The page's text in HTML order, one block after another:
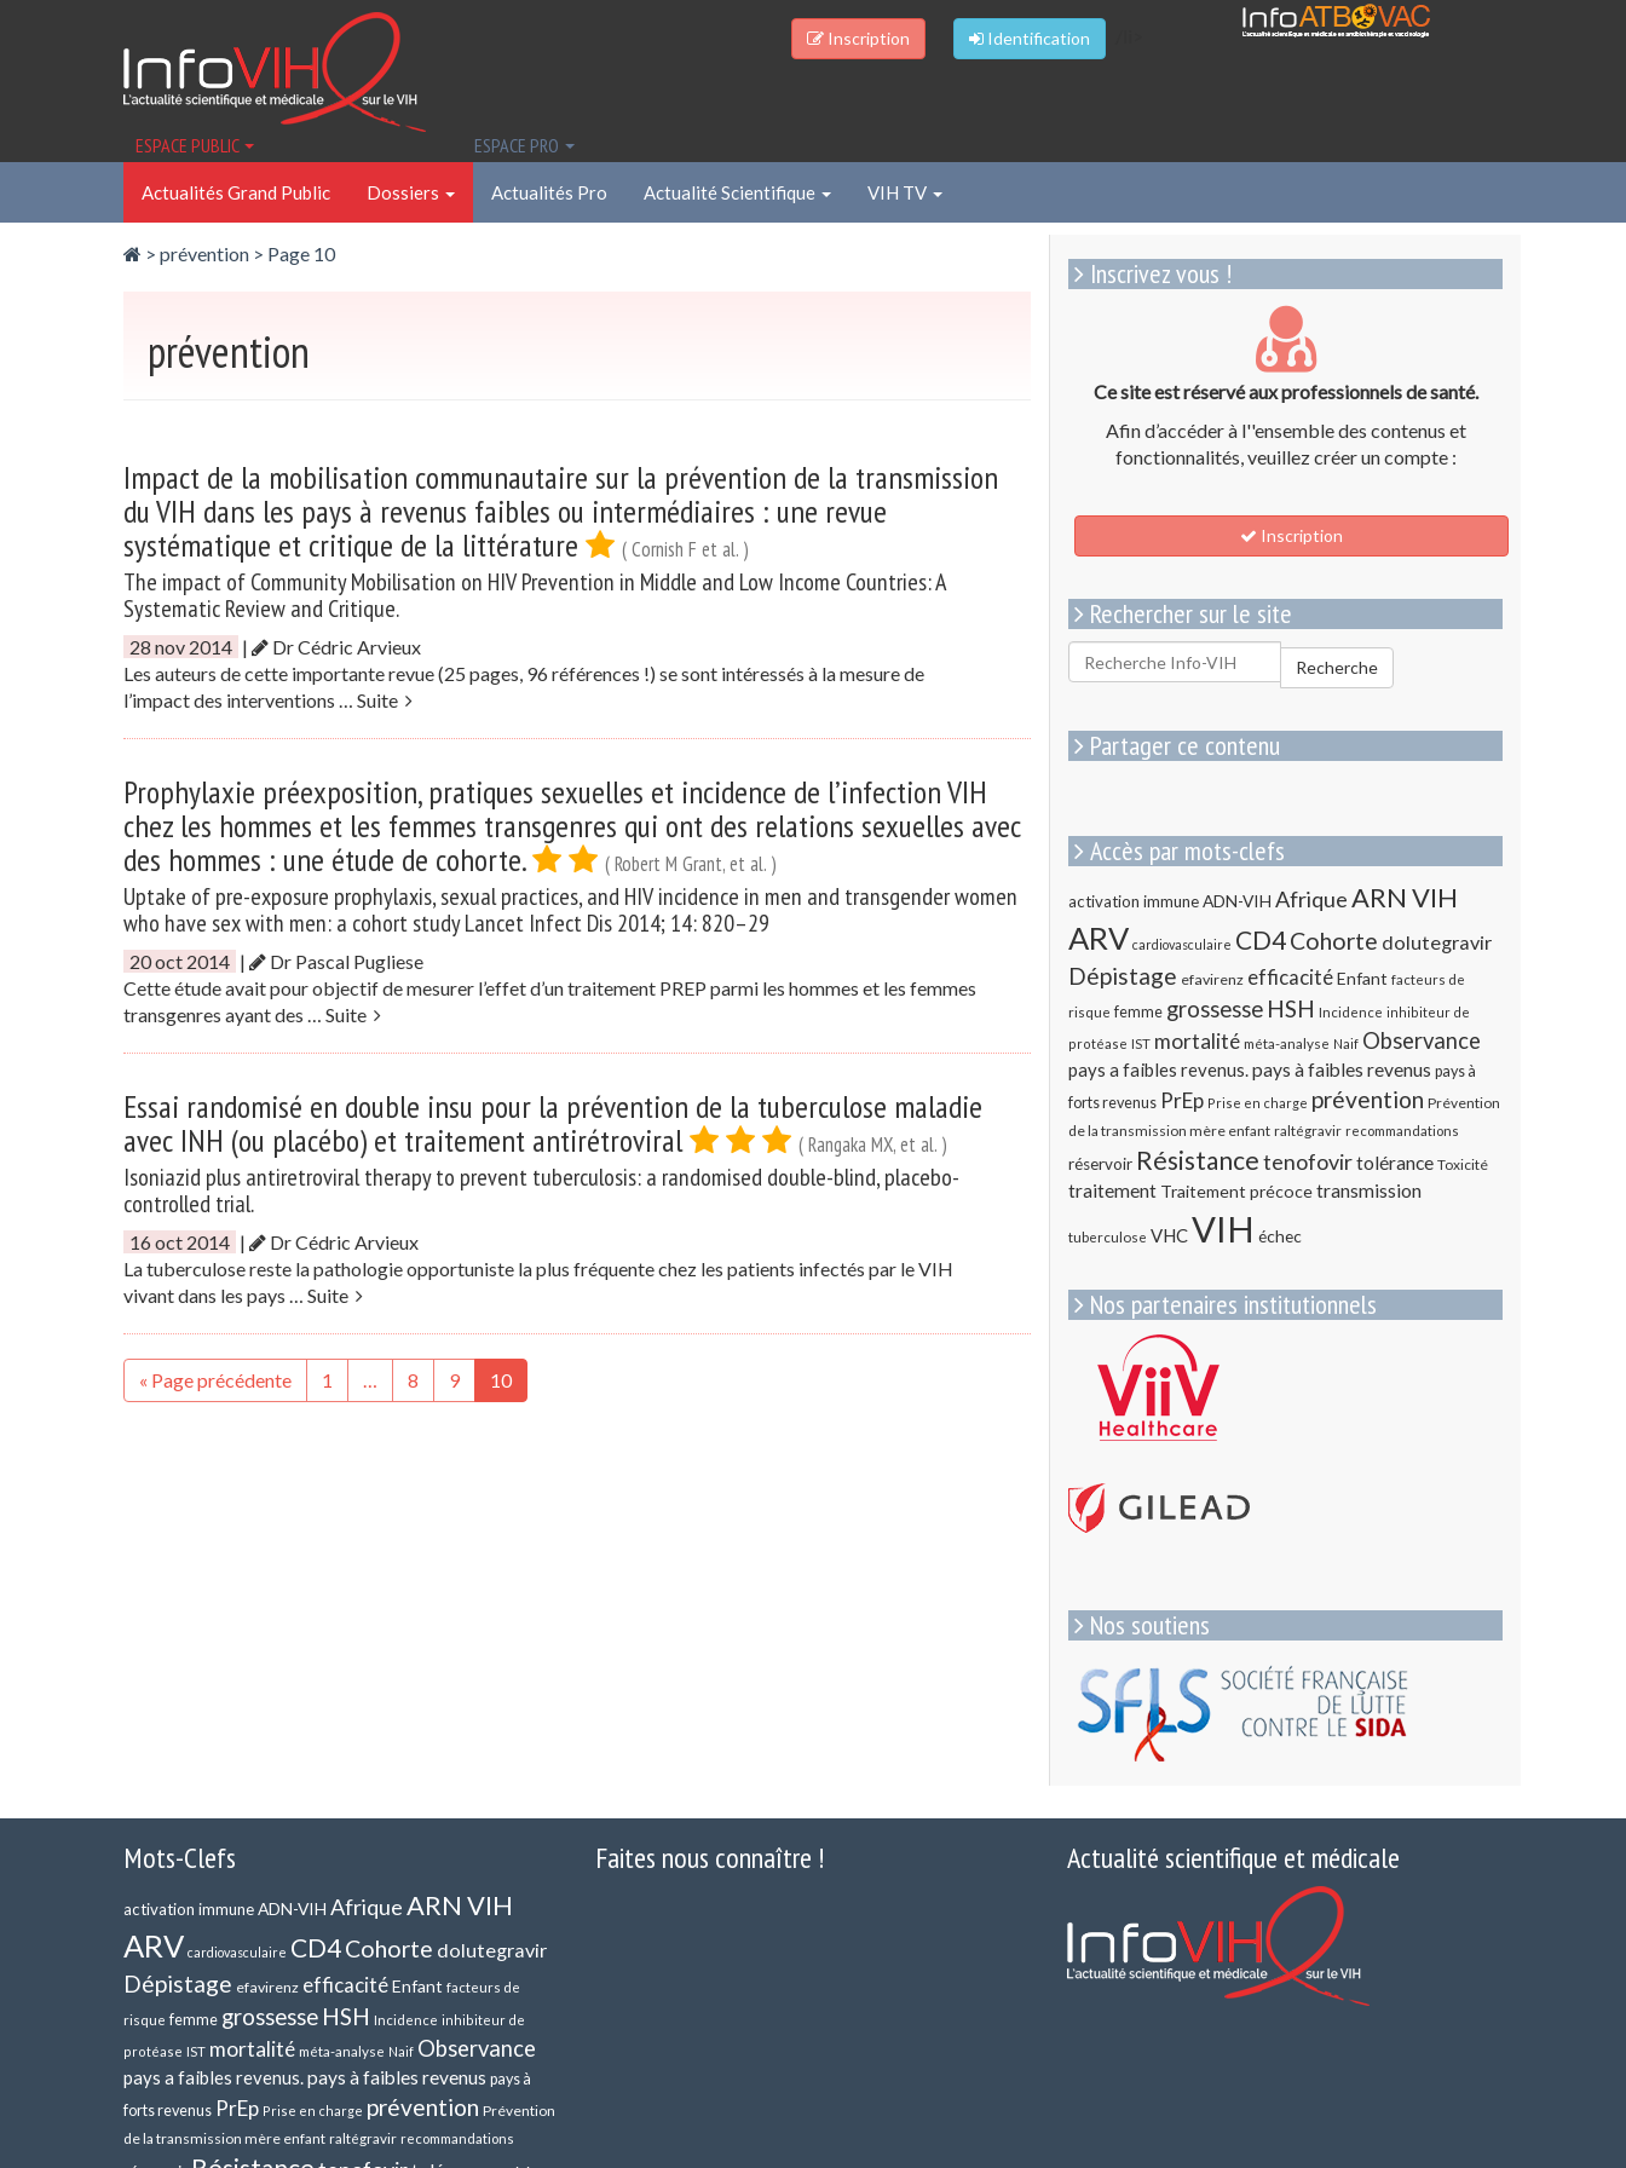
Inscription Identification
ESPACE PUBLIC ESPACE PRO
Actualités Grand Public Dossiers Actualités Pro Actualité Scientifique VIH TV
> prévention > Page 10
prévention
Impact de la mobilisation communautaire sur la prévention de la transmission
du VIH dans les pays à revenus faibles ou intermédiaires : une revue
systématique et critique de la littérature
( Cornish F et al. )
The impact of Community Mobilisation on HIV Prevention in Middle and Low Income Countries: A
Systematic Review and Critique.
28 nov 2014 |
Dr Cédric Arvieux
Les auteurs de cette importante revue (25 pages, 96 références !) se sont intéressés à la mesure de
l’impact des interventions … Suite
Prophylaxie préexposition, pratiques sexuelles et incidence de l’infection VIH
chez les hommes et les femmes transgenres qui ont des relations sexuelles avec
des hommes : une étude de cohorte.
( Robert M Grant, et al. )
Uptake of pre-exposure prophylaxis, sexual practices, and HIV incidence in men and transgender women
who have sex with men: a cohort study Lancet Infect Dis 2014; 14: 820–29
20 oct 2014 |
Dr Pascal Pugliese
Cette étude avait pour objectif de mesurer l’effet d’un traitement PREP parmi les hommes et les femmes
transgenres ayant des … Suite
Essai randomisé en double insu pour la prévention de la tuberculose maladie
avec INH (ou placébo) et traitement antirétroviral
( Rangaka MX, et al. )
Isoniazid plus antiretroviral therapy to prevent tuberculosis: a randomised double-blind, placebo-
controlled trial.
16 oct 2014 |
Dr Cédric Arvieux
La tuberculose reste la pathologie opportuniste la plus fréquente chez les patients infectés par le VIH
vivant dans les pays … Suite
« Page précédente 1 … 8 9 10
Inscrivez vous !
Ce site est réservé aux professionnels de santé.
Afin d’accéder à l''ensemble des contenus et
fonctionnalités, veuillez créer un compte :
Inscription
Rechercher sur le site
Rechercher
pour
Recherche
Partager ce contenu
Accès par mots-clefs
activation immuneADN-VIH AfriqueARN VIH
ARV cardiovasculaire CD4Cohorte dolutegravir
Dépistage efavirenz efficacitéEnfant facteurs de
risque femme grossesse HSH Incidence inhibiteur de
protéase IST mortalité méta-analyse Naif Observance
pays a faibles revenus.pays à faibles revenus pays à
forts revenus PrEp Prise en charge prévention Prévention
de la transmission mère enfant raltégravir recommandations
réservoir Résistancetenofovirtolérance Toxicité
traitement Traitement précocetransmission
tuberculose VHCVIH échec
Nos partenaires institutionnels
Nos soutiens
Mots-Clefs
activation immuneADN-VIH AfriqueARN VIH
ARV cardiovasculaire CD4Cohorte dolutegravir
Dépistage efavirenz efficacitéEnfant facteurs de
risque femme grossesse HSH Incidence inhibiteur de
protéase IST mortalité méta-analyse Naif Observance
pays a faibles revenus.pays à faibles revenus pays à
forts revenus PrEp Prise en charge prévention Prévention
de la transmission mère enfant raltégravir recommandations
Faites nous connaître ! Actualité scientifique et médicale